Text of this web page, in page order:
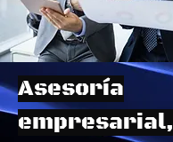
Asesoría
empresarial,